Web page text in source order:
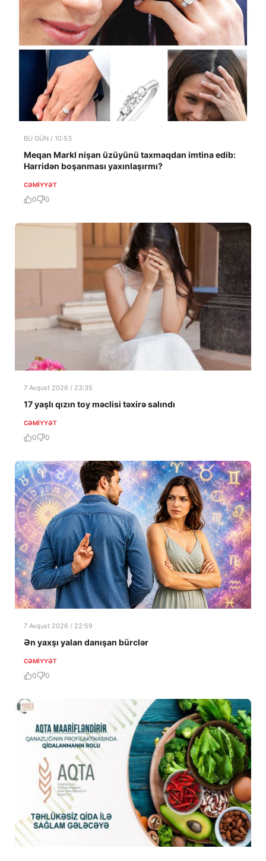
BU GÜN / 10:53
Meqan Markl nişan üzüyünü taxmaqdan imtina edib:
Harridən boşanması yaxınlaşırmı?
CƏMIYYƏT
0 0
7 Avqust 2026 / 23:35
17 yaşlı qızın toy məclisi təxirə salındı
CƏMIYYƏT
0 0
7 Avqust 2026 / 22:59
Ən yaxşı yalan danışan bürclər
CƏMIYYƏT
0 0